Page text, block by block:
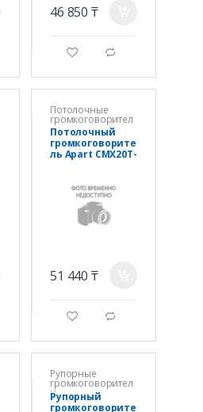
46 850 ₸
g d
Потолочные
громкоговорител
и
Потолочный
громкоговорите
ль Apart CMX20T-
51 440 ₸
g d
Рупорные
громкоговорител
и
Рупорный
громкоговорите